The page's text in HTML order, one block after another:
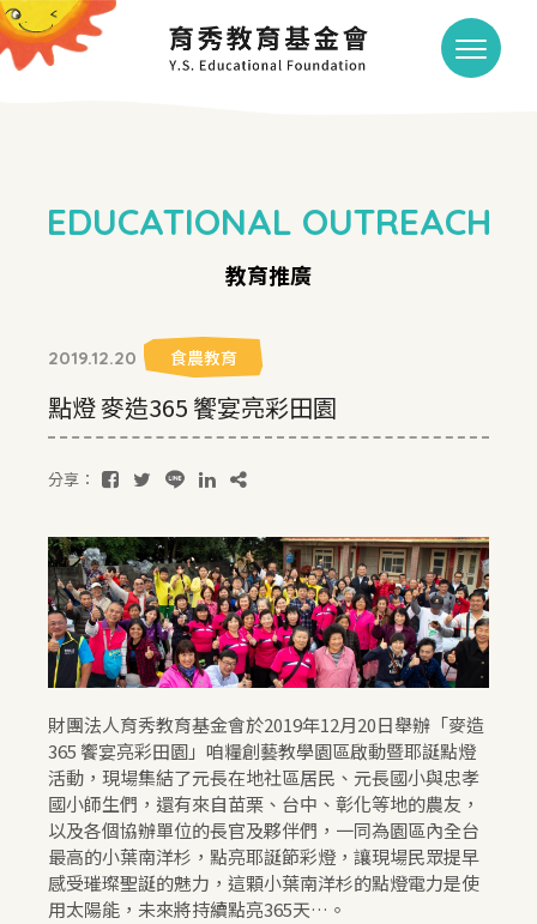
EDUCATIONAL OUTREACH
教育推廣
2019.12.20 食農教育
點燈 麥造365 饗宴亮彩田園
分享：
財團法人育秀教育基金會於2019年12月20日舉辦「麥造
365 饗宴亮彩田園」咱糧創藝教學園區啟動暨耶誕點燈
活動，現場集結了元長在地社區居民、元長國小與忠孝
國小師生們，還有來自苗栗、台中、彰化等地的農友，
以及各個協辦單位的長官及夥伴們，一同為園區內全台
最高的小葉南洋杉，點亮耶誕節彩燈，讓現場民眾提早
感受璀璨聖誕的魅力，這顆小葉南洋杉的點燈電力是使
用太陽能，未來將持續點亮365天…。